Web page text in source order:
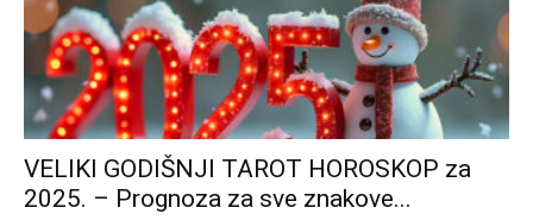
VELIKI GODIŠNJI TAROT HOROSKOP za
2025. – Prognoza za sve znakove...